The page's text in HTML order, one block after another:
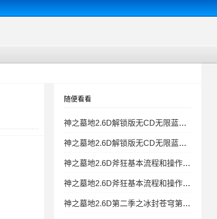
随便看看
神之墓地2.6D解锁版无CD无限蓝P闪 隐藏天赋密码无cd地
神之墓地2.6D解锁版无CD无限蓝P闪+隐藏天赋密码
神之墓地2.6D斧狂基本流程和操作 隐藏密码
神之墓地2.6D斧狂基本流程和操作+隐藏密码
神之墓地2.6D第二季之冰封苍穹第五章